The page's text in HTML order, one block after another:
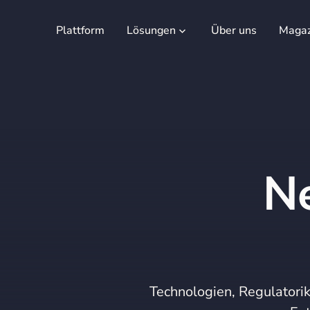
Plattform Lösungen Über uns
Technologien,